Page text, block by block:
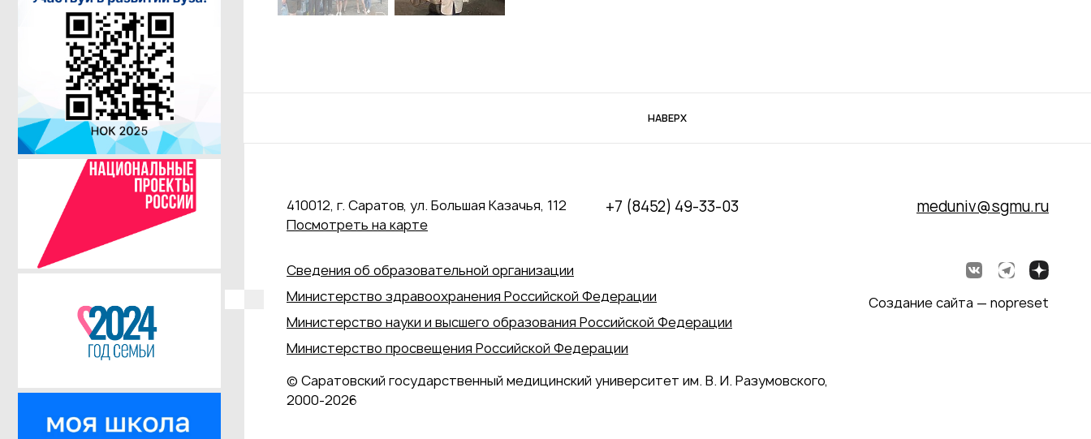
НАВЕРХ
410012, г. Саратов, ул. Большая Казачья, 112
Посмотреть на карте
+7 (8452) 49-33-03 meduniv@sgmu.ru
Сведения об образовательной организации
Министерство здравоохранения Российской Федерации
Министерство науки и высшего образования Российской Федерации
Министерство просвещения Российской Федерации
© Саратовский государственный медицинский университет им. В. И. Разумовского,
2000‑2026
Создание сайта — nopreset